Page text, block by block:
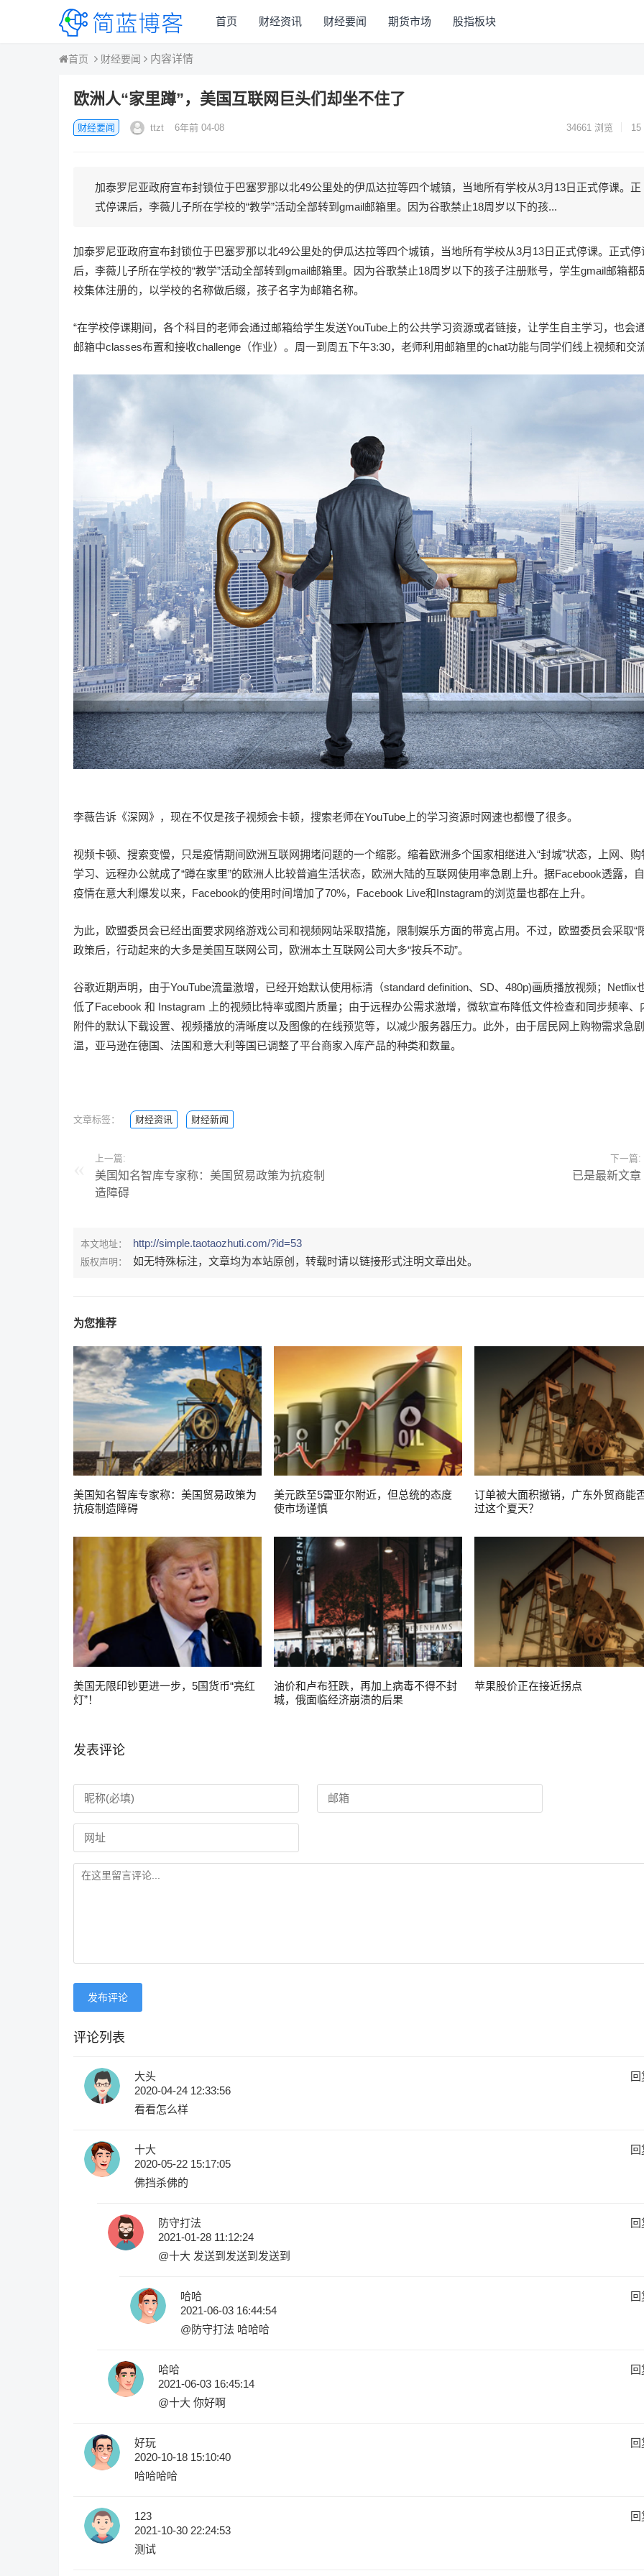
首页 财经资讯 财经要闻 期货市场 股指板块
首页 财经要闻 内容详情
欧洲人“家里蹲”，美国互联网巨头们却坐不住了
财经要闻 ttzt 6年前 04-08 34661 浏览 15
加泰罗尼亚政府宣布封锁位于巴塞罗那以北49公里处的伊瓜达拉等四个城镇，当地所有学校从3月13日正式停课。正
式停课后，李薇儿子所在学校的“教学”活动全部转到gmail邮箱里。因为谷歌禁止18周岁以下的孩...
加泰罗尼亚政府宣布封锁位于巴塞罗那以北49公里处的伊瓜达拉等四个城镇，当地所有学校从3月13日正式停课。正式停
后，李薇儿子所在学校的“教学”活动全部转到gmail邮箱里。因为谷歌禁止18周岁以下的孩子注册账号，学生gmail邮箱都
校集体注册的，以学校的名称做后缀，孩子名字为邮箱名称。
“在学校停课期间，各个科目的老师会通过邮箱给学生发送YouTube上的公共学习资源或者链接，让学生自主学习，也会
邮箱中classes布置和接收challenge（作业）。周一到周五下午3:30，老师利用邮箱里的chat功能与同学们线上视频和交
李薇告诉《深网》，现在不仅是孩子视频会卡顿，搜索老师在YouTube上的学习资源时网速也都慢了很多。
视频卡顿、搜索变慢，只是疫情期间欧洲互联网拥堵问题的一个缩影。缩着欧洲多个国家相继进入“封城”状态，上网、购
学习、远程办公就成了“蹲在家里”的欧洲人比较普遍生活状态，欧洲大陆的互联网使用率急剧上升。据Facebook透露，
疫情在意大利爆发以来，Facebook的使用时间增加了70%，Facebook Live和Instagram的浏览量也都在上升。
为此，欧盟委员会已经出面要求网络游戏公司和视频网站采取措施，限制娱乐方面的带宽占用。不过，欧盟委员会采取“
政策后，行动起来的大多是美国互联网公司，欧洲本土互联网公司大多“按兵不动”。
谷歌近期声明，由于YouTube流量激增，已经开始默认使用标清（standard definition、SD、480p)画质播放视频；Netflix
低了Facebook 和 Instagram 上的视频比特率或图片质量；由于远程办公需求激增，微软宣布降低文件检查和同步频率、
附件的默认下载设置、视频播放的清晰度以及图像的在线预览等，以减少服务器压力。此外，由于居民网上购物需求急
温，亚马逊在德国、法国和意大利等国已调整了平台商家入库产品的种类和数量。
文章标签： 财经资讯 财经新闻
上一篇:
美国知名智库专家称：美国贸易政策为抗疫制
造障碍
下一篇:
已是最新文章
本文地址： http://simple.taotaozhuti.com/?id=53
版权声明： 如无特殊标注，文章均为本站原创，转载时请以链接形式注明文章出处。
为您推荐
美国知名智库专家称：美国贸易政策为
抗疫制造障碍
美元跌至5雷亚尔附近，但总统的态度
使市场谨慎
订单被大面积撤销，广东外贸商能
过这个夏天？
美国无限印钞更进一步，5国货币“亮红
灯”！
油价和卢布狂跌，再加上病毒不得不封
城，俄面临经济崩溃的后果
苹果股价正在接近拐点
发表评论
发布评论
评论列表
大头
回
2020-04-24 12:33:56
看看怎么样
十大
回
2020-05-22 15:17:05
佛挡杀佛的
防守打法
回
2021-01-28 11:12:24
@十大发送到发送到发送到
哈哈
回
2021-06-03 16:44:54
@防守打法 哈哈哈
哈哈
回
2021-06-03 16:45:14
@十大你好啊
好玩
回
2020-10-18 15:10:40
哈哈哈哈
123
回
2021-10-30 22:24:53
测试